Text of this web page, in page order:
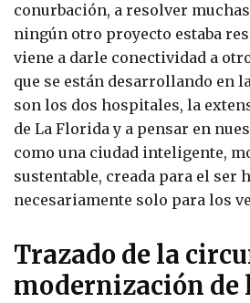
conurbación, a resolver
ningún otro proyecto estaba
viene a darle conectividad a
que se están desarrollando en
son los dos hospitales, la
de La Florida y a pensar en
como una ciudad inteligente,
sustentable, creada para el ser
necesariamente solo para los
Trazado de la
modernización de